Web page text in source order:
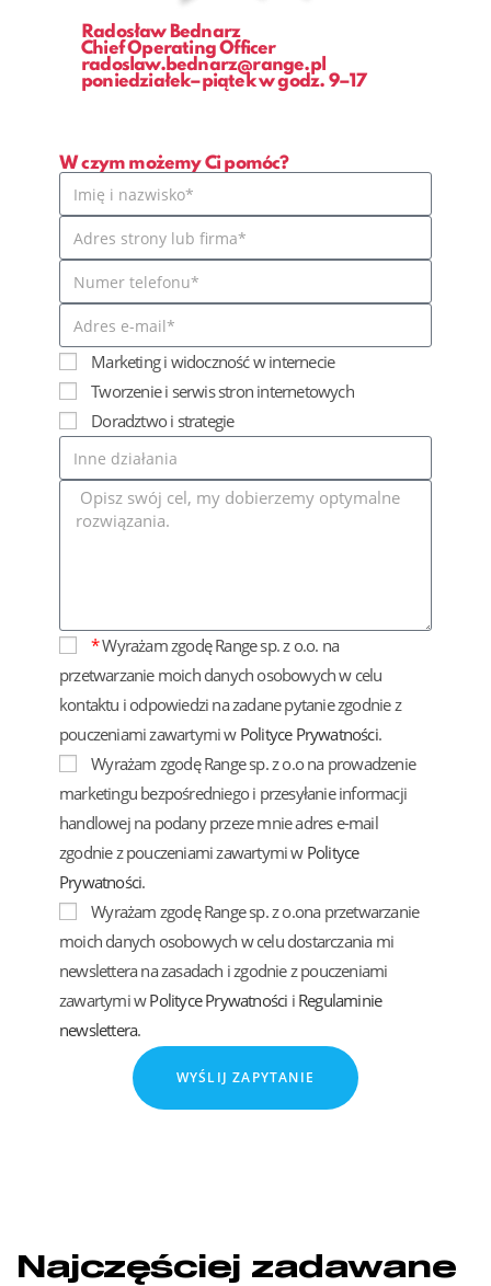
Radosław Bednarz
Chief Operating Officer
radoslaw.bednarz@range.pl
poniedziałek–piątek w godz. 9–17
W czym możemy Ci pomóc?
Marketing i widoczność w internecie
Tworzenie i serwis stron internetowych
Doradztwo i strategie
*Wyrażam zgodę Range sp. z o.o. na
przetwarzanie moich danych osobowych w celu
kontaktu i odpowiedzi na zadane pytanie zgodnie z
pouczeniami zawartymi w Polityce Prywatności.
Wyrażam zgodę Range sp. z o.o na prowadzenie
marketingu bezpośredniego i przesyłanie informacji
handlowej na podany przeze mnie adres e-mail
zgodnie z pouczeniami zawartymi w Polityce
Prywatności.
Wyrażam zgodę Range sp. z o.ona przetwarzanie
moich danych osobowych w celu dostarczania mi
newslettera na zasadach i zgodnie z pouczeniami
zawartymi wPolityce Prywatności i Regulaminie
newslettera.
WYŚLIJ ZAPYTANIE
Najczęściej zadawane